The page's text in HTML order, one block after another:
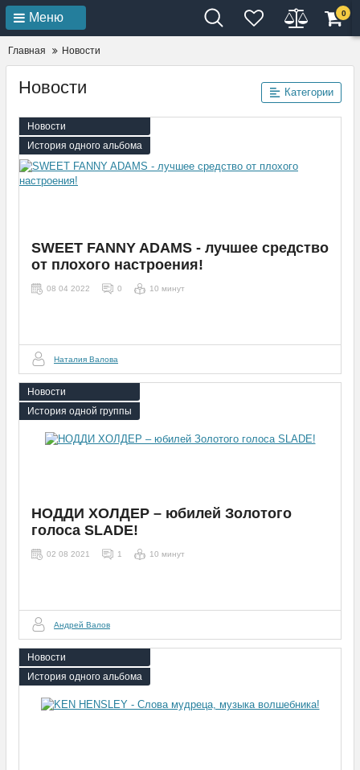
Меню 0
Главная Новости
Новости Категории
Новости
История одного альбома
SWEET FANNY ADAMS - лучшее средство
от плохого настроения!
08 04 2022 0 10 минут
Наталия Валова
Новости
История одной группы
НОДДИ ХОЛДЕР – юбилей Золотого
голоса SLADE!
02 08 2021 1 10 минут
Андрей Валов
Новости
История одного альбома